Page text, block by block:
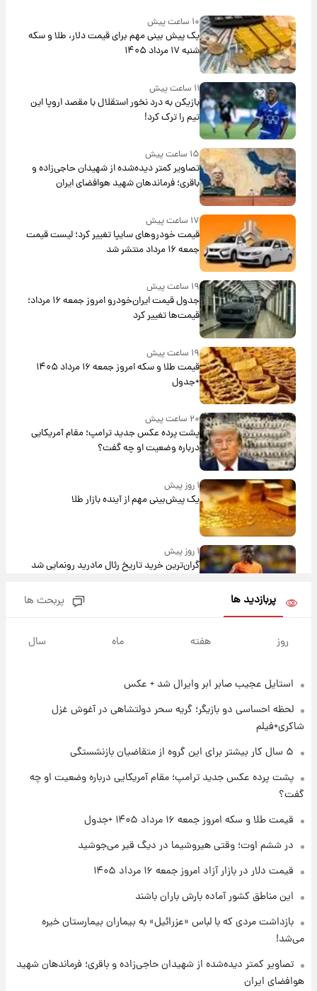
۱۰ ساعت پیش
یک پیش ‌بینی مهم برای قیمت دلار، طلا و سکه
شنبه ۱۷ مرداد ۱۴۰۵
۱۱ ساعت پیش
بازیکن به درد نخور استقلال با مقصد اروپا این
تیم را ترک کرد!
۱۵ ساعت پیش
تصاویر کمتر دیده‌شده از شهیدان حاجی‌زاده و
باقری؛ فرماندهان شهید هوافضای ایران
۱۷ ساعت پیش
قیمت خودروهای سایپا تغییر کرد؛ لیست قیمت
جمعه ۱۶ مرداد منتشر شد
۱۹ ساعت پیش
جدول قیمت ایران‌خودرو امروز جمعه ۱۶ مرداد؛
قیمت‌ها تغییر کرد
۱۹ ساعت پیش
قیمت طلا و سکه امروز جمعه ۱۶ مرداد ۱۴۰۵
+جدول
۲۰ ساعت پیش
پشت پرده عکس جدید ترامپ؛ مقام آمریکایی
درباره وضعیت او چه گفت؟
۱ روز پیش
یک پیش‌بینی مهم از آینده بازار طلا
۱ روز پیش
گران‌ترین خرید تاریخ رئال مادرید رونمایی شد
روزها پربارش‌تر خواهند بود؟
۱ روز پیش
شد؛ تیکدری، محبی و سرگیف با اعداد ویژه
۱ روز پیش
شد+فیلم
۱ روز پیش
امروز پنجشنبه ۱۵ مرداد ۱۴۰۵ +جدول
قیمت طلا و سکه امروز پنجشنبه ۱۵ مرداد ۱۴۰۵
شارژ جدید کالابرگ برای سه دهک؛ جزئیات اعلام
پربازدید ها پربحث ها
روز هفته ماه سال
استایل عجیب صابر ابر وایرال شد + عکس
لحظه احساسی دو بازیگر؛ گریه سحر دولتشاهی در آغوش غزل
شاکری+فیلم
۵ سال کار بیشتر برای این گروه از متقاضیان بازنشستگی
پشت پرده عکس جدید ترامپ؛ مقام آمریکایی درباره وضعیت او چه
گفت؟
قیمت طلا و سکه امروز جمعه ۱۶ مرداد ۱۴۰۵ +جدول
در ششم اوت؛ وقتی هیروشیما در دیگ قیر می‌جوشید
قیمت دلار در بازار آزاد امروز جمعه ۱۶ مرداد ۱۴۰۵
این مناطق کشور آماده بارش باران باشند
بازداشت مردی که با لباس «عزرائیل» به بیماران بیمارستان خیره
می‌شد!
تصاویر کمتر دیده‌شده از شهیدان حاجی‌زاده و باقری؛ فرماندهان شهید
هوافضای ایران